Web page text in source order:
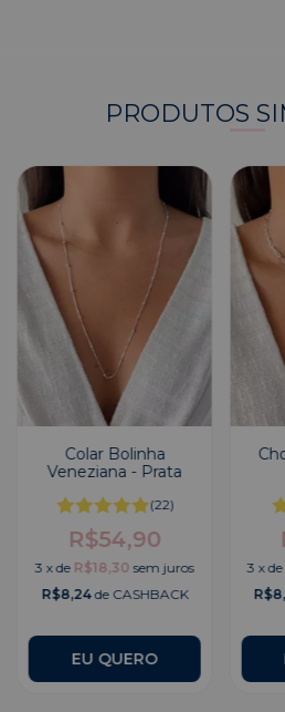
PRODUTOS
Colar Bolinha
Veneziana - Prata
(22)
R$54,90
3 xde R$18,30 sem juros
R$8,24de CASHBACK
3 xde